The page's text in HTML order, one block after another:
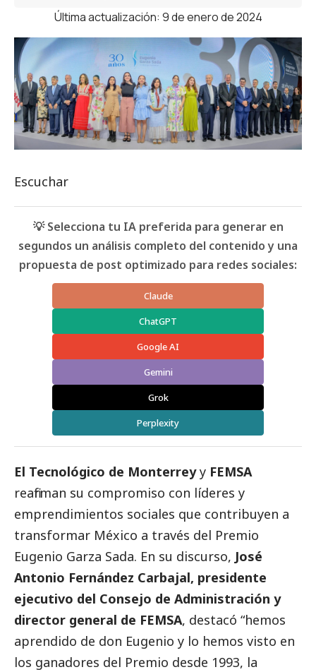
Última actualización: 9 de enero de 2024
Escuchar
💡 Selecciona tu IA preferida para generar en
segundos un análisis completo del contenido y una
propuesta de post optimizado para redes sociales:
Claude
ChatGPT
Google AI
Gemini
Grok
Perplexity
El Tecnológico de Monterreyy FEMSA
reafirman su compromiso con líderes y
emprendimientos sociales que contribuyen a
transformar México a través del Premio
Eugenio Garza Sada. En su discurso, José
Antonio Fernández Carbajal, presidente
ejecutivo del Consejo de Administración y
director general de FEMSA, destacó “hemos
aprendido de don Eugenio y lo hemos visto en
los ganadores del Premio desde 1993, la